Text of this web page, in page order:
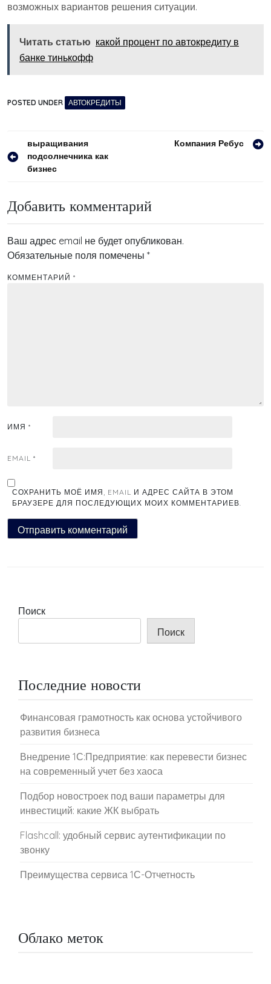
возможных вариантов решения ситуации.
Читать статью какой процент по автокредиту в
банке тинькофф
POSTED UNDER АВТОКРЕДИТЫ
Навигация
по
выращивания
подсолнечника как
бизнес
Компания Ребус
Добавить комментарий
Ваш адрес email не будет опубликован.
Обязательные поля помечены *
КОММЕНТАРИЙ *
ИМЯ *
EMAIL *
СОХРАНИТЬ МОЁ ИМЯ, EMAIL И АДРЕС САЙТА В ЭТОМ
БРАУЗЕРЕ ДЛЯ ПОСЛЕДУЮЩИХ МОИХ КОММЕНТАРИЕВ.
Поиск
Поиск
Последние новости
Финансовая грамотность как основа устойчивого
развития бизнеса
Внедрение 1С:Предприятие: как перевести бизнес
на современный учет без хаоса
Подбор новостроек под ваши параметры для
инвестиций: какие ЖК выбрать
Flashcall: удобный сервис аутентификации по
звонку
Преимущества сервиса 1С-Отчетность
Облако меток